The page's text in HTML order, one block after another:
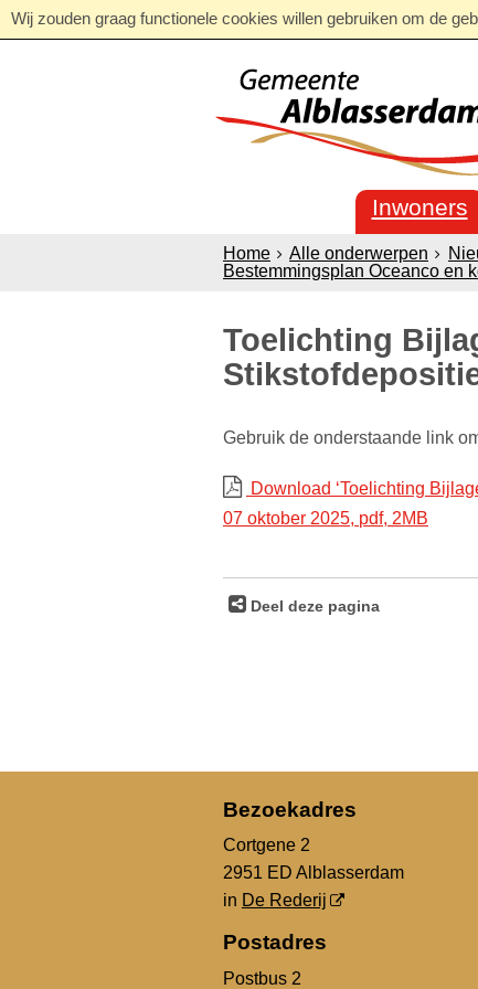
Wij zouden graag functionele cookies willen gebruiken om de
Inwoners
Home Alle onderwerpen
Bestemmingsplan Oceanco en
Toelichting
Gebruik de onderstaande link
Download ‘Toelichting
07 oktober 2025, pdf, 2MB
Deel deze pagina
Bezoekadres
Cortgene 2
2951 ED Alblasserdam
in De Rederij
Postadres
Postbus 2